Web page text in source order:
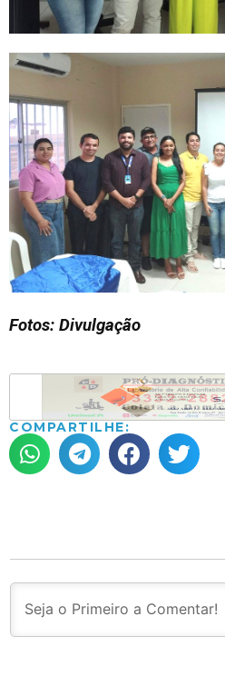
Fotos: Divulgação
COMPARTILHE: